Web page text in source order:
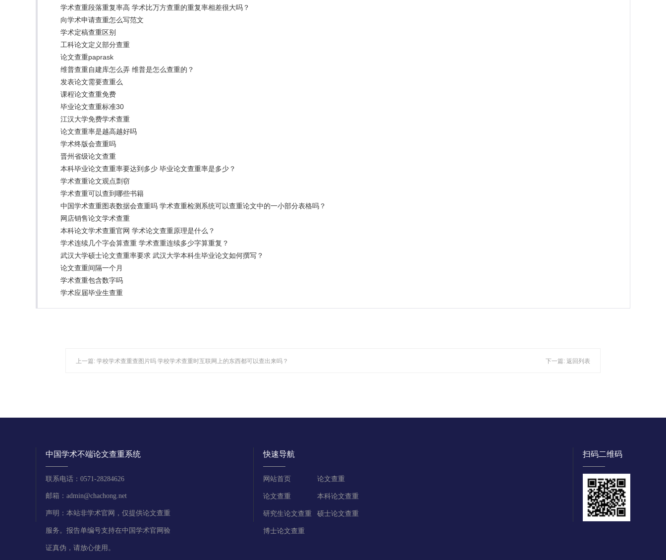
学术查重段落重复率高 学术比万方查重的重复率相差很大吗？
向学术申请查重怎么写范文
学术定稿查重区别
工科论文定义部分查重
论文查重paprask
维普查重自建库怎么弄 维普是怎么查重的？
发表论文需要查重么
课程论文查重免费
毕业论文查重标准30
江汉大学免费学术查重
论文查重率是越高越好吗
学术终版会查重吗
晋州省级论文查重
本科毕业论文查重率要达到多少 毕业论文查重率是多少？
学术查重论文观点剽窃
学术查重可以查到哪些书籍
中国学术查重图表数据会查重吗 学术查重检测系统可以查重论文中的一小部分表格吗？
网店销售论文学术查重
本科论文学术查重官网 学术论文查重原理是什么？
学术连续几个字会算查重 学术查重连续多少字算重复？
武汉大学硕士论文查重率要求 武汉大学本科生毕业论文如何撰写？
论文查重间隔一个月
学术查重包含数字吗
学术应届毕业生查重
上一篇: 学校学术查重查图片吗 学校学术查重时互联网上的东西都可以查出来吗？ 下一篇: 返回列表
中国学术不端论文查重系统
联系电话：0571-28284626
邮箱：admin@chachong.net
声明：本站非学术官网，仅提供论文查重
服务。报告单编号支持在中国学术官网验
证真伪，请放心使用。
快速导航 扫码二维码
网站首页 论文查重
论文查重 本科论文查重
研究生论文查重 硕士论文查重
博士论文查重